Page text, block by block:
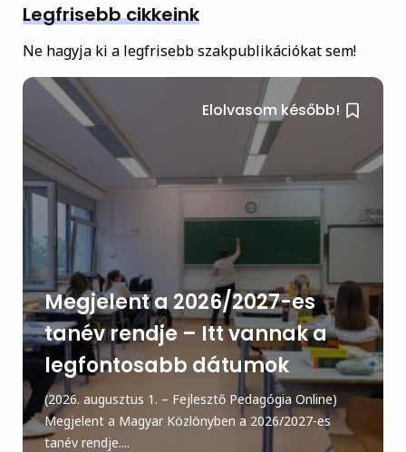
Legfrisebb cikkeink
Ne hagyja ki a legfrisebb szakpublikációkat sem!
Elolvasom később!
Megjelent a 2026/2027-es
tanév rendje – Itt vannak a
legfontosabb dátumok
(2026. augusztus 1. – Fejlesztő Pedagógia Online)
Megjelent a Magyar Közlönyben a 2026/2027-es
tanév rendje....